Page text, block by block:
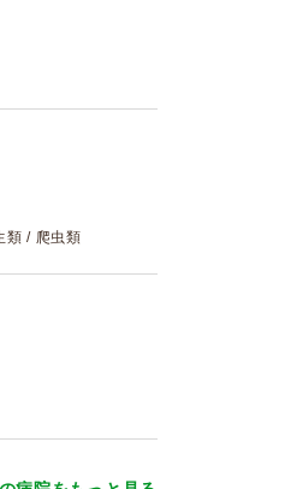
類 / 爬虫類